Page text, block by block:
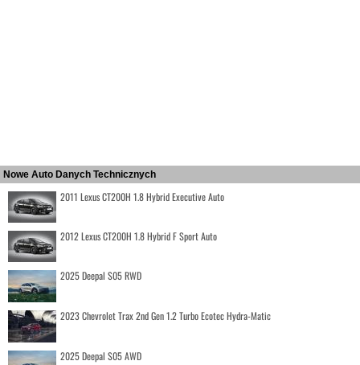
Nowe Auto Danych Technicznych
2011 Lexus CT200H 1.8 Hybrid Executive Auto
2012 Lexus CT200H 1.8 Hybrid F Sport Auto
2025 Deepal S05 RWD
2023 Chevrolet Trax 2nd Gen 1.2 Turbo Ecotec Hydra-Matic
2025 Deepal S05 AWD